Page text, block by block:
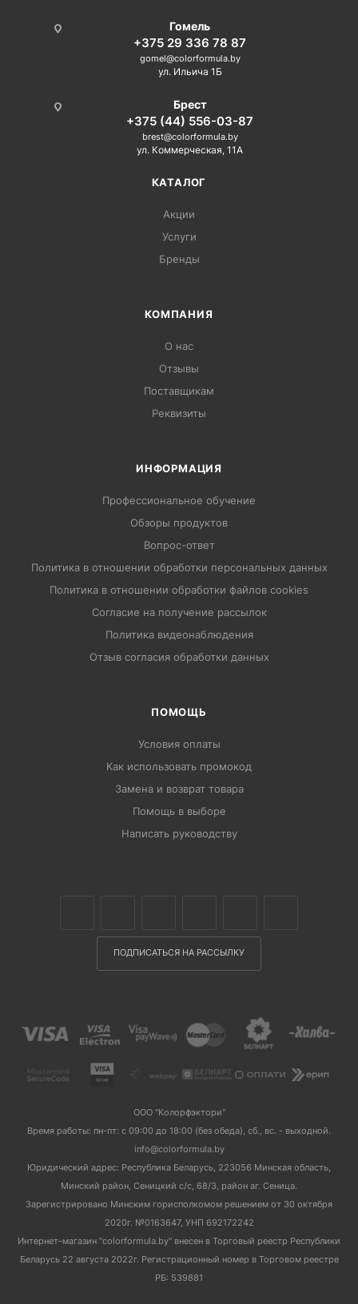
Гомель
+375 29 336 78 87
gomel@colorformula.by
ул. Ильича 1Б
Брест
+375 (44) 556-03-87
brest@colorformula.by
ул. Коммерческая, 11А
КАТАЛОГ
Акции
Услуги
Бренды
КОМПАНИЯ
О нас
Отзывы
Поставщикам
Реквизиты
ИНФОРМАЦИЯ
Профессиональное обучение
Обзоры продуктов
Вопрос-ответ
Политика в отношении обработки персональных данных
Политика в отношении обработки файлов cookies
Согласие на получение рассылок
Политика видеонаблюдения
Отзыв согласия обработки данных
ПОМОЩЬ
Условия оплаты
Как использовать промокод
Замена и возврат товара
Помощь в выборе
Написать руководству
ПОДПИСАТЬСЯ НА РАССЫЛКУ
ООО "Колорфэктори"
Время работы: пн-пт: с 09:00 до 18:00 (без обеда), сб., вс. - выходной.
info@colorformula.by
Юридический адрес: Республика Беларусь, 223056 Минская область,
Минский район, Сеницкий с/с, 68/3, район аг. Сеница.
Зарегистрировано Минским горисполкомом решением от 30 октября
2020г. №0163647, УНП 692172242
Интернет-магазин "colorformula.by" внесен в Торговый реестр Республики
Беларусь 22 августа 2022г. Регистрационный номер в Торговом реестре
РБ: 539881